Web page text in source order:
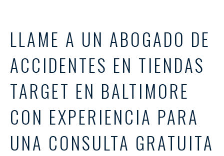
LLAME A UN ABOGADO DE
ACCIDENTES EN TIENDAS
TARGET EN BALTIMORE
CON EXPERIENCIA PARA
UNA CONSULTA GRATUITA